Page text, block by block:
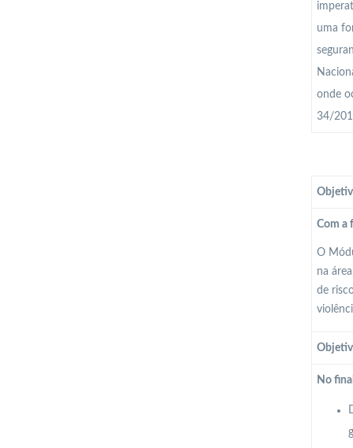
uma
onde
34/
Com a
O
na
de
No